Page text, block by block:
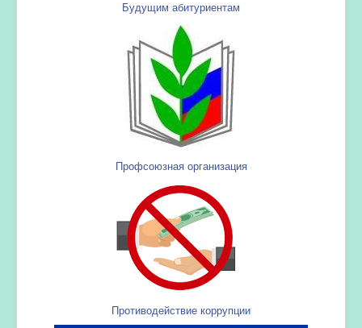
Будущим абитуриентам
Профсоюзная организация
Противодействие коррупции